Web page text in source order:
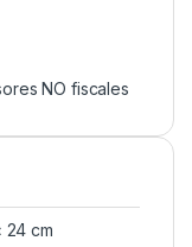
NO fiscales
24 cm